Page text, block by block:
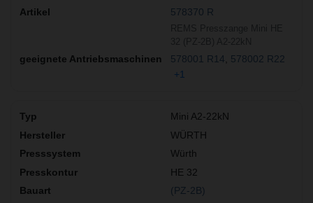
578370 R
578001 R14
578002 R22
+1
Mini A2-22kN
WÜRTH
Würth
HE 32
(PZ-2B)